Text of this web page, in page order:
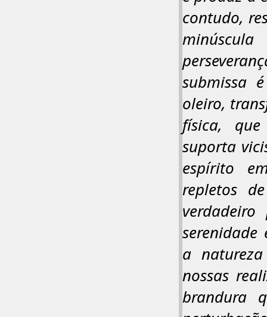
contudo,
submissa
oleiro,
física,
suporta
espírito
repletos
serenidade
a
nossas
brandura